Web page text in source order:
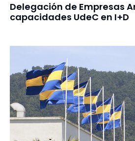
Delegación de Empresas
capacidades UdeC en I+D